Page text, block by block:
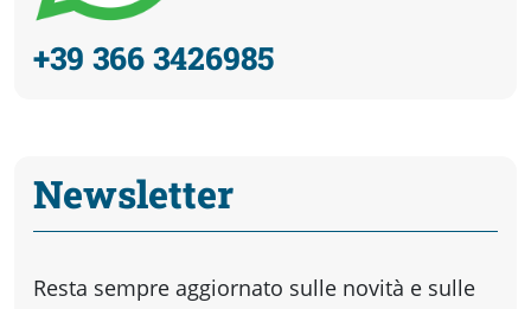
+39 366 3426985
Newsletter
Resta sempre aggiornato sulle novità e sulle